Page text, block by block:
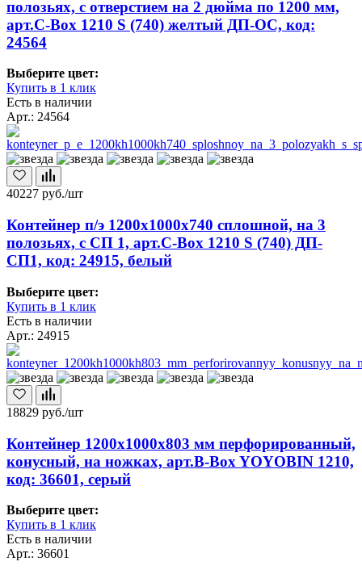
полозьях, с отверстием на 2 дюйма по 1200 мм,
арт.C-Box 1210 S (740) желтый ДП-ОС, код:
24564
Выберите цвет:
Купить в 1 клик
Есть в наличии
Арт.: 24564
40227 руб./шт
Контейнер п/э 1200х1000х740 сплошной, на 3
полозьях, с СП 1, арт.C-Box 1210 S (740) ДП-
СП1, код: 24915, белый
Выберите цвет:
Купить в 1 клик
Есть в наличии
Арт.: 24915
18829 руб./шт
Контейнер 1200х1000х803 мм перфорированный,
конусный, на ножках, арт.B-Box YOYOBIN 1210,
код: 36601, серый
Выберите цвет:
Купить в 1 клик
Есть в наличии
Арт.: 36601